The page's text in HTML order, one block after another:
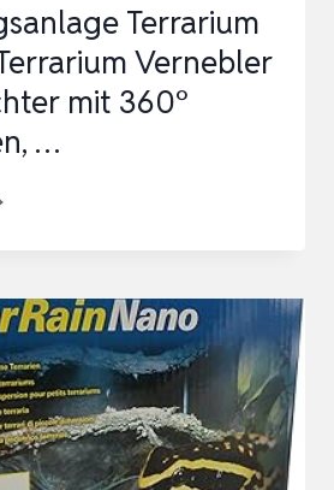
Terrarium
Vernebler
mit 360°
…